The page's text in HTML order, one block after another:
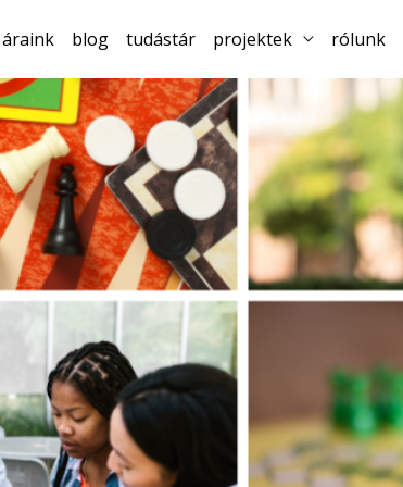
áraink blog tudástár projektek rólunk